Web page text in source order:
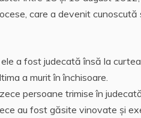
care a devenit cunoscută
a fost judecată însă la
a murit în închisoare.
persoane trimise în
au fost găsite vinovate și